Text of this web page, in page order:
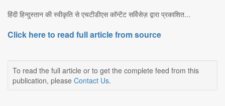
हिंदी हिन्दुस्तान की स्वीकृति से एचटीडीएस कॉन्टेंट सर्विसेज़ द्वारा प्रकाशित...
Click here to read full article from source
To read the full article or to get the complete feed from this
publication, please Contact Us.